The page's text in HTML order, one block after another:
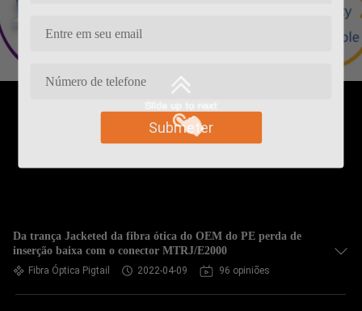
Submeter
Da trança Jacketed da fibra ótica do OEM do PE perda de
inserção baixa com o conector MTRJ/E2000
Fibra Óptica Pigtail 2022-04-09 96 opiniões